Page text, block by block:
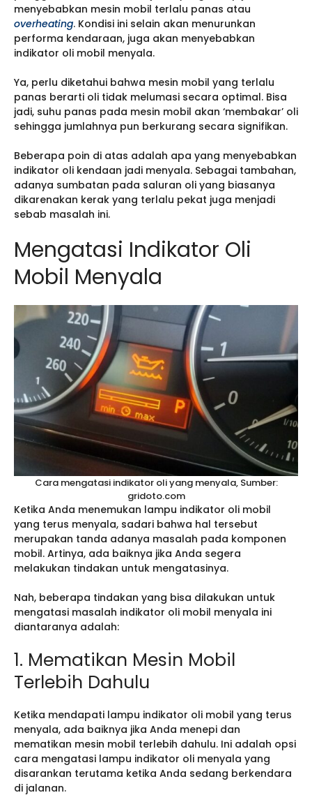
menyebabkan mesin mobil terlalu panas atau
overheating. Kondisi ini selain akan menurunkan
performa kendaraan, juga akan menyebabkan
indikator oli mobil menyala.
Ya, perlu diketahui bahwa mesin mobil yang terlalu
panas berarti oli tidak melumasi secara optimal. Bisa
jadi, suhu panas pada mesin mobil akan ‘membakar’ oli
sehingga jumlahnya pun berkurang secara signifikan.
Beberapa poin di atas adalah apa yang menyebabkan
indikator oli kendaan jadi menyala. Sebagai tambahan,
adanya sumbatan pada saluran oli yang biasanya
dikarenakan kerak yang terlalu pekat juga menjadi
sebab masalah ini.
Mengatasi Indikator Oli
Mobil Menyala
Cara mengatasi indikator oli yang menyala, Sumber:
gridoto.com
Ketika Anda menemukan lampu indikator oli mobil
yang terus menyala, sadari bahwa hal tersebut
merupakan tanda adanya masalah pada komponen
mobil. Artinya, ada baiknya jika Anda segera
melakukan tindakan untuk mengatasinya.
Nah, beberapa tindakan yang bisa dilakukan untuk
mengatasi masalah indikator oli mobil menyala ini
diantaranya adalah:
1. Mematikan Mesin Mobil
Terlebih Dahulu
Ketika mendapati lampu indikator oli mobil yang terus
menyala, ada baiknya jika Anda menepi dan
mematikan mesin mobil terlebih dahulu. Ini adalah opsi
cara mengatasi lampu indikator oli menyala yang
disarankan terutama ketika Anda sedang berkendara
di jalanan.